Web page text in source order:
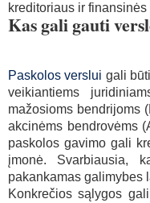
kreditoriaus ir
Kas gali gauti
Paskolos verslui gali
veikiantiems
mažosioms bendrijoms
akcinėms bendrovėms
paskolos gavimo gali
įmonė. Svarbiausia,
pakankamas galimybes
Konkrečios sąlygos